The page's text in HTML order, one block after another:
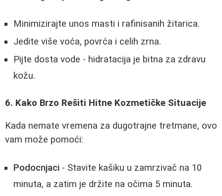
Minimizirajte unos masti i rafinisanih žitarica.
Jedite više voća, povrća i celih zrna.
Pijte dosta vode - hidratacija je bitna za zdravu
kožu.
6. Kako Brzo Rešiti Hitne Kozmetičke Situacije
Kada nemate vremena za dugotrajne tretmane, ovo
vam može pomoći:
Podocnjaci - Stavite kašiku u zamrzivač na 10
minuta, a zatim je držite na očima 5 minuta.